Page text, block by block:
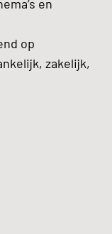
en
op
zakelijk,